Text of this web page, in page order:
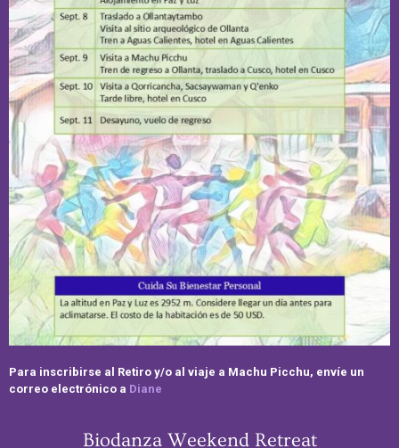
Para inscribirse al Retiro y/o al viaje a Machu Picchu, envíe un
correo electrónico a Diane
Biodanza Weekend Retreat